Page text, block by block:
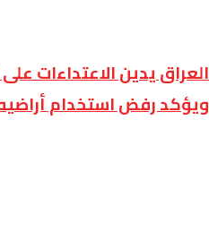
العراق يدين الاعتداءات
ويؤكد رفض استخدام أراضيه